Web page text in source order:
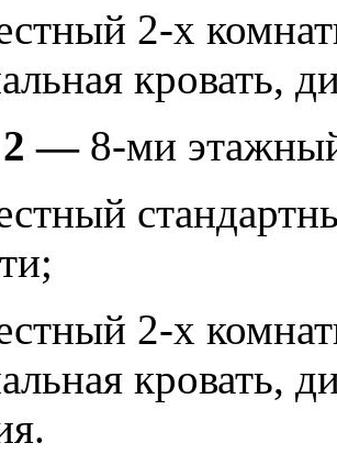
2-х
кровать,
2 — 8-ми
2-х
кровать,